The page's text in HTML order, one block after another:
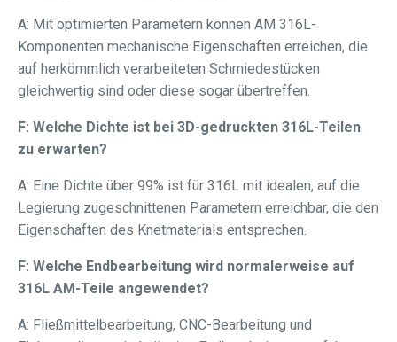
A: Mit optimierten Parametern können AM 316L-
Komponenten mechanische Eigenschaften erreichen, die
auf herkömmlich verarbeiteten Schmiedestücken
gleichwertig sind oder diese sogar übertreffen.
F: Welche Dichte ist bei 3D-gedruckten 316L-Teilen
zu erwarten?
A: Eine Dichte über 99% ist für 316L mit idealen, auf die
Legierung zugeschnittenen Parametern erreichbar, die den
Eigenschaften des Knetmaterials entsprechen.
F: Welche Endbearbeitung wird normalerweise auf
316L AM-Teile angewendet?
A: Fließmittelbearbeitung, CNC-Bearbeitung und